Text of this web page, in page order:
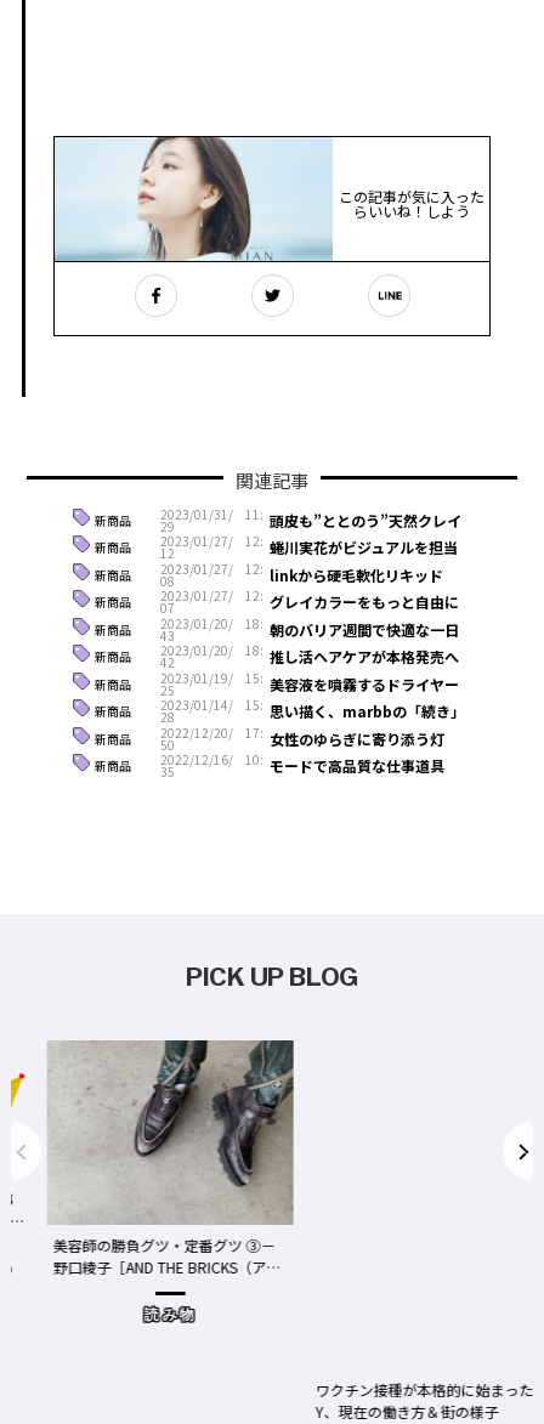
この記事が気に入った
らいいね！しよう
関連記事
新商品 2023/01/31/ 11:
29 頭皮も”ととのう”天然クレイ
新商品 2023/01/27/ 12:
12 蜷川実花がビジュアルを担当
新商品 2023/01/27/ 12:
08 linkから硬毛軟化リキッド
新商品 2023/01/27/ 12:
07 グレイカラーをもっと自由に
新商品 2023/01/20/ 18:
43 朝のバリア週間で快適な一日
新商品 2023/01/20/ 18:
42 推し活ヘアケアが本格発売へ
新商品 2023/01/19/ 15:
25 美容液を噴霧するドライヤー
新商品 2023/01/14/ 15:
28 思い描く、marbbの「続き」
新商品 2022/12/20/ 17:
50 女性のゆらぎに寄り添う灯
新商品 2022/12/16/ 10:
35 モードで高品質な仕事道具
PICK UP BLOG
美容師の勝負グツ・定番グツ ③－
野口綾子［AND THE BRICKS（アン
ドザブリックス）／神奈川県鎌倉
読み物
ワクチン接種が本格的に始まったN
Y、現在の働き方＆街の様子